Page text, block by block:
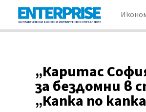
„Каритас
за бездомни в
„Капка по